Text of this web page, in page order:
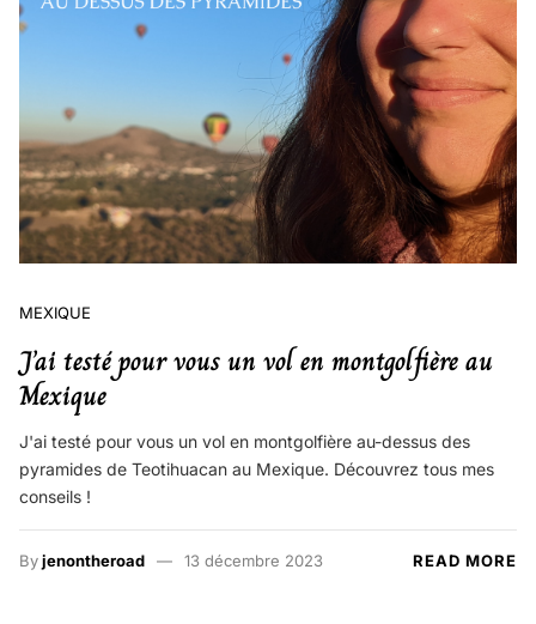
MEXIQUE
J’ai testé pour vous un vol en montgolfière au
Mexique
J'ai testé pour vous un vol en montgolfière au-dessus des
pyramides de Teotihuacan au Mexique. Découvrez tous mes
conseils !
Byjenontheroad 13 décembre 2023 READ MORE